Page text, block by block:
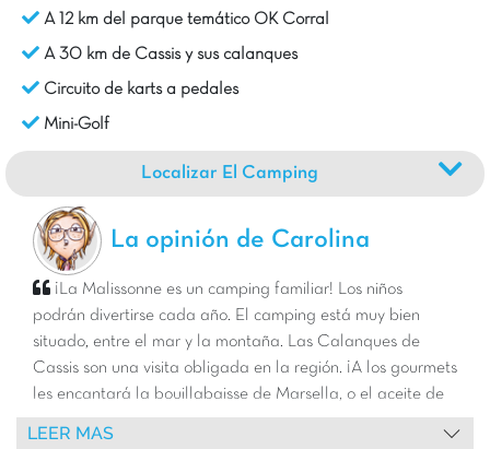
A 12 km del parque temático OK Corral
A 30 km de Cassis y sus calanques
Circuito de karts a pedales
Mini-Golf
Localizar El Camping
La opinión de Carolina
¡La Malissonne es un camping familiar! Los niños
podrán divertirse cada año. El camping está muy bien
situado, entre el mar y la montaña. Las Calanques de
Cassis son una visita obligada en la región. ¡A los gourmets
les encantará la bouillabaisse de Marsella, o el aceite de
oliva y el vino de los productores locales! ¡Un camping con
LEER MAS